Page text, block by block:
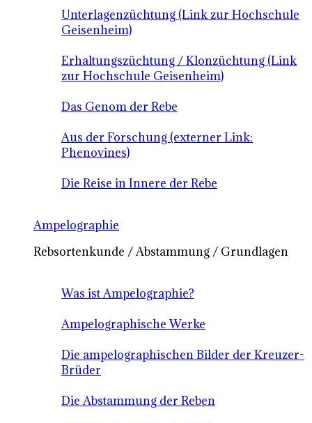
Unterlagenzüchtung (Link zur Hochschule
Geisenheim)
Erhaltungszüchtung / Klonzüchtung (Link
zur Hochschule Geisenheim)
Das Genom der Rebe
Aus der Forschung (externer Link:
Phenovines)
Die Reise in Innere der Rebe
Ampelographie
Rebsortenkunde / Abstammung / Grundlagen
Was ist Ampelographie?
Ampelographische Werke
Die ampelographischen Bilder der Kreuzer-
Brüder
Die Abstammung der Reben